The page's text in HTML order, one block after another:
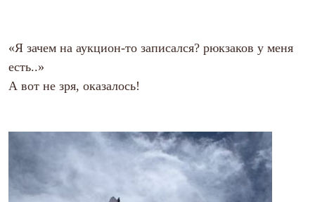
Куртки
Штормовая одежда
Куртки
Брюки
Жилеты
«Я зачем на аукцион-то записался? рюкзаков у меня
есть..»
А вот не зря, оказалось!